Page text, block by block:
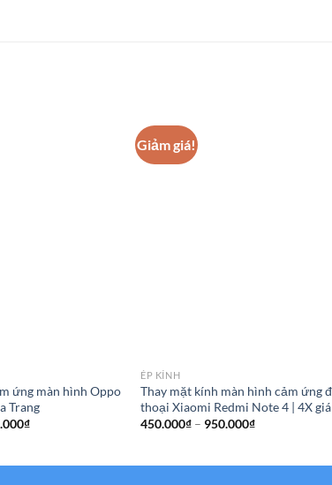
ứng màn hình Oppo
Trang
₫Khoảng
Giảm giá!
ÉP KÍNH
Thay mặt kính màn hình cảm ứng
thoại Xiaomi Redmi Note 4 | 4X
450.000₫ – 950.000₫Khoảng